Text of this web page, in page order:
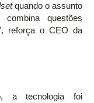
quando o assunto
questões
reforça o CEO da
a tecnologia foi